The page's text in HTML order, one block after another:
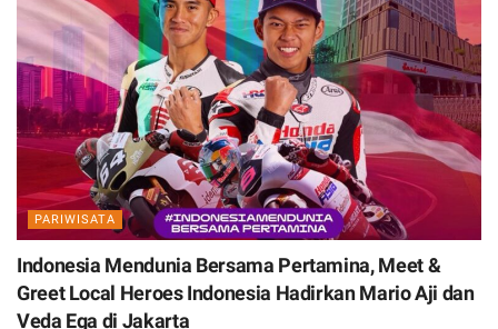
PARIWISATA
Indonesia Mendunia Bersama Pertamina, Meet &
Greet Local Heroes Indonesia Hadirkan Mario Aji dan
Veda Ega di Jakarta